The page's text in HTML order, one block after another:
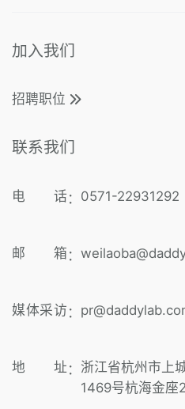
加入我们
招聘职位
联系我们
电 话 ： 0571-22931292
邮 箱 ：
媒体采访 ：
地 址 ： 浙江省杭州市上
1469号杭海金座